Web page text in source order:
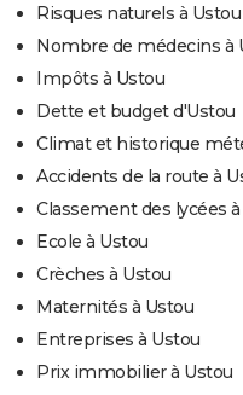
Risques naturels à Ustou
Nombre de médecins à
Impôts à Ustou
Dette et budget d'Ustou
Climat et historique
Accidents de la route à
Classement des lycées
Ecole à Ustou
Crèches à Ustou
Maternités à Ustou
Entreprises à Ustou
Prix immobilier à Ustou